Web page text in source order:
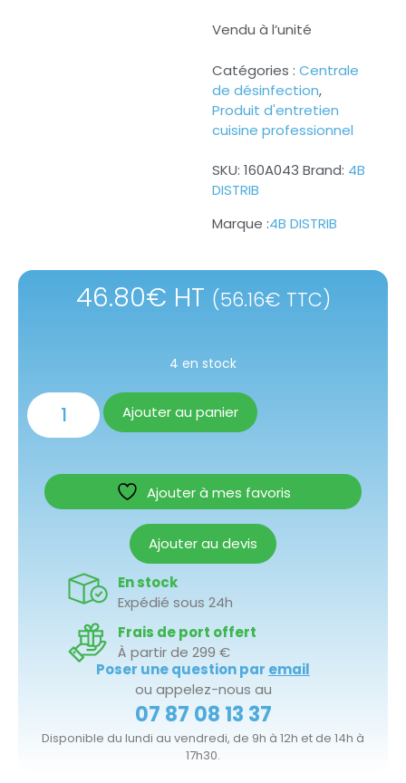
Vendu à l’unité
Catégories : Centrale
de désinfection,
Produit d'entretien
cuisine professionnel
SKU: 160A043 Brand: 4B
DISTRIB
4B DISTRIB
46.80€ HT (56.16€ TTC)
4 en stock
Ajouter au panier
Ajouter à mes favoris
Ajouter au devis
En stock
Expédié sous 24h
Frais de port offert
À partir de 299 €
Poser une question par email
ou appelez-nous au
07 87 08 13 37
Disponible du lundi au vendredi, de 9h à 12h et de 14h à
17h30.